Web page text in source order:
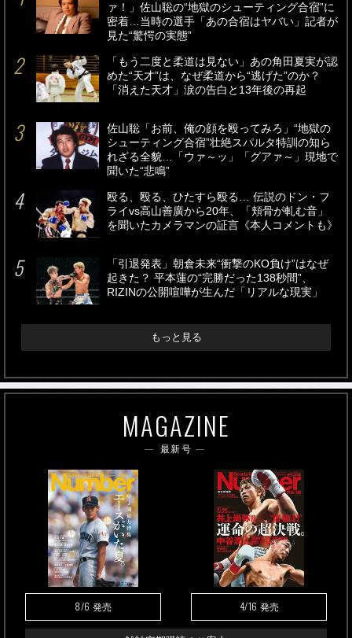
ァ！」佐山聡の“地獄のシューティング合宿”に
密着…当時の選手「あの合宿はヤバい」記者が
見た“驚愕の実態”
「もう二度と柔道は見ない」あの角田夏実が認
めた“天才”は、なぜ柔道から“逃げた”のか？
「消えた天才」涙の告白と13年後の再起
佐山聡「お前、俺の顔を殴ってみろ」“地獄の
シューティング合宿”壮絶スパルタ特訓の知ら
れざる全貌…「ウァ～ッ」「グアァ～」現地で
聞いた“悲鳴”
殴る、殴る、ひたすら殴る… 伝説のドン・フ
ライvs高山善廣から20年、「頬骨が軋む音」
を聞いたカメラマンの証言《本人コメントも》
「引退発表」朝倉未来“衝撃のKO負け”はなぜ
起きた？ 平本蓮の“完勝だった138秒間”、
RIZINの公開喧嘩が生んだ「リアルな現実」
もっと見る
MAGAZINE
最新号
8/6 発売 4/16 発売